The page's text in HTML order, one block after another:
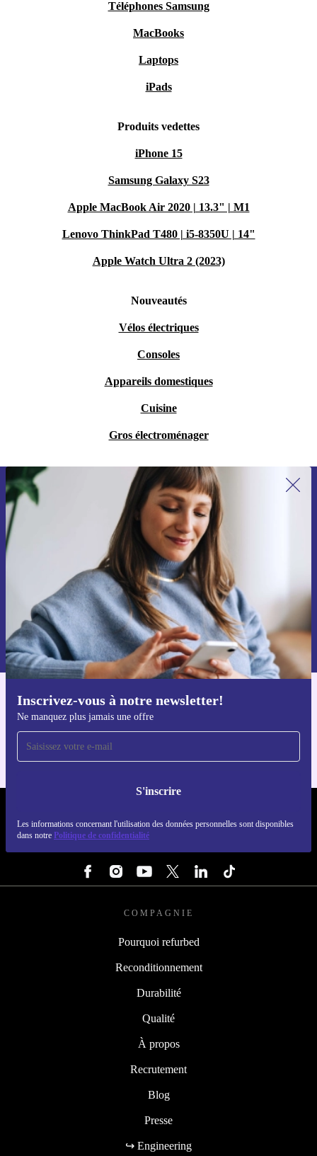
Téléphones Samsung
MacBooks
Laptops
iPads
Produits vedettes
iPhone 15
Samsung Galaxy S23
Apple MacBook Air 2020 | 13.3" | M1
Lenovo ThinkPad T480 | i5-8350U | 14"
Apple Watch Ultra 2 (2023)
Nouveautés
Vélos électriques
Consoles
Appareils domestiques
Cuisine
Gros électroménager
Inscrivez-vous à notre newsletter!
Ne manquez plus jamais une offre
S'inscrire
Les informations concernant l'utilisation des données personnelles sont disponibles
dans notre Politique de confidentialité
Recevoir offres et infos de refurbed
par mail
Ne manquez plus aucune offre.
S'inscrire
Retrouvez les informations sur l'utilisation des données personnelles
dans notre
politique de confidentialité.
Téléchargez l'application refurbed
Pour iOS et Android
COMPAGNIE
Pourquoi refurbed
Reconditionnement
Durabilité
Qualité
À propos
Recrutement
Blog
Presse
↪ Engineering